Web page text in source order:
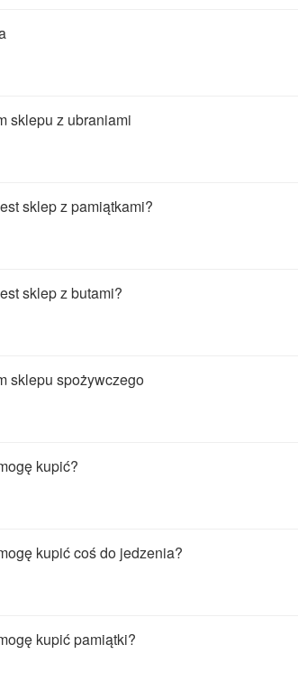
sklepu z ubraniami
sklep z pamiątkami?
sklep z butami?
sklepu spożywczego
kupić?
kupić coś do jedzenia?
kupić pamiątki?